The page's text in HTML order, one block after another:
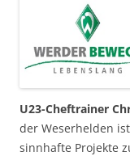
U23-Cheftrainer
der Weserhelden
sinnhafte Projekte